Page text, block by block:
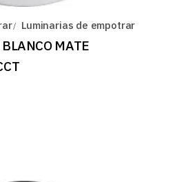
Luminarias de empotrar
MATE